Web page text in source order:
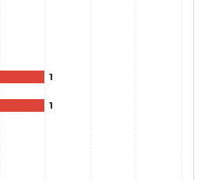
1
1